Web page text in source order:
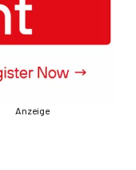
Anzeige